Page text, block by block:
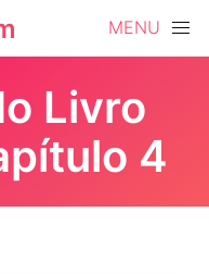
MENU
Livro
4